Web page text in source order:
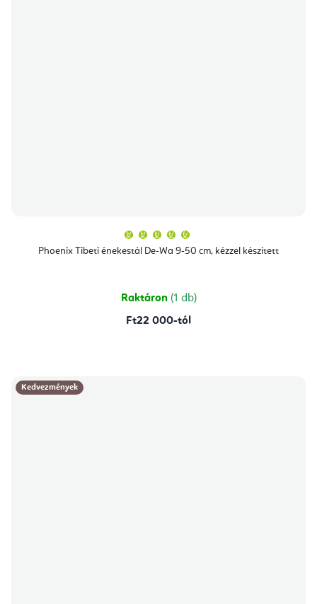
Phoenix Tibeti énekestál De-Wa 9-50 cm, kézzel készített
átlagos
értékelése
csillag.
Raktáron (1 db)
Ft22 000-tól
Kedvezmények